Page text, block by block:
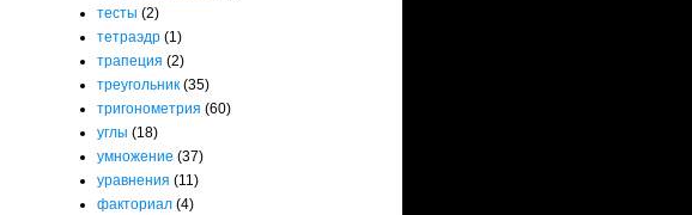
тесты (2)
тетраэдр (1)
трапеция (2)
треугольник (35)
тригонометрия (60)
углы (18)
умножение (37)
уравнения (11)
факториал (4)